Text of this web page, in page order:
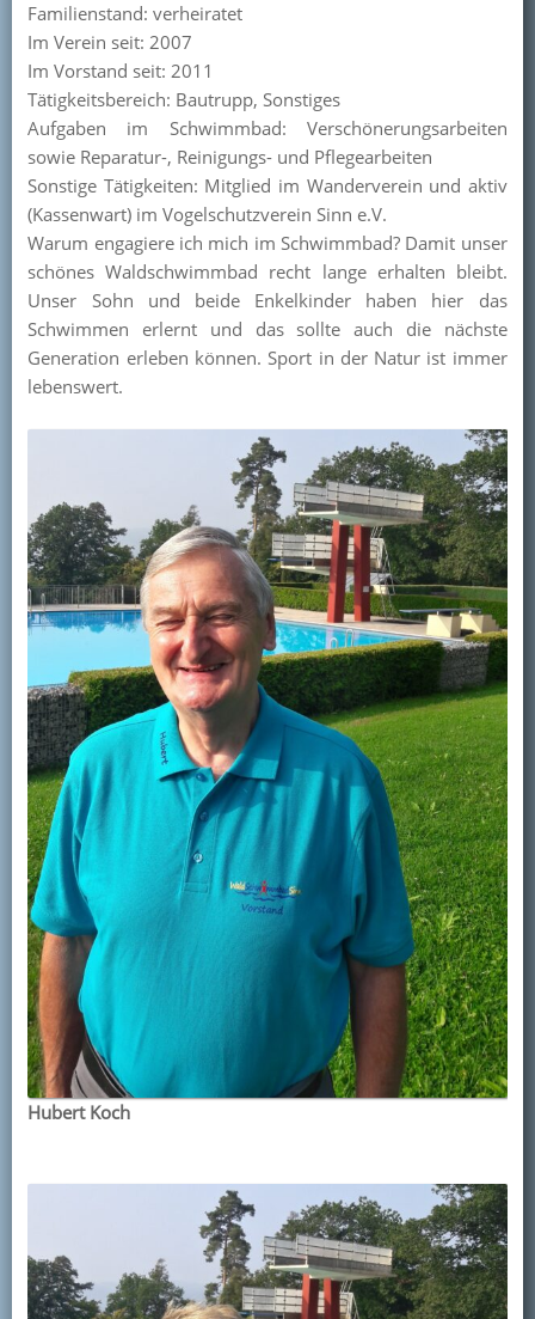
Familienstand: verheiratet
Im Verein seit: 2007
Im Vorstand seit: 2011
Tätigkeitsbereich: Bautrupp, Sonstiges
Aufgaben im Schwimmbad: Verschönerungsarbeiten
sowie Reparatur-, Reinigungs- und Pflegearbeiten
Sonstige Tätigkeiten: Mitglied im Wanderverein und aktiv
(Kassenwart) im Vogelschutzverein Sinn e.V.
Warum engagiere ich mich im Schwimmbad? Damit unser
schönes Waldschwimmbad recht lange erhalten bleibt.
Unser Sohn und beide Enkelkinder haben hier das
Schwimmen erlernt und das sollte auch die nächste
Generation erleben können. Sport in der Natur ist immer
lebenswert.
Hubert Koch